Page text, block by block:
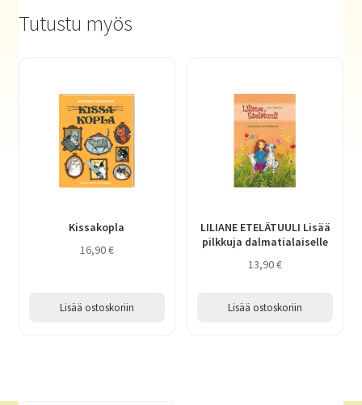
Tutustu myös
Kissakopla
16,90€
Lisää ostoskoriin
LILIANE ETELÄTUULI Lisää
pilkkuja dalmatialaiselle
13,90€
Lisää ostoskoriin